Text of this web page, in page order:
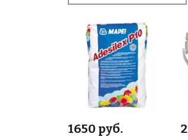
1650 руб.